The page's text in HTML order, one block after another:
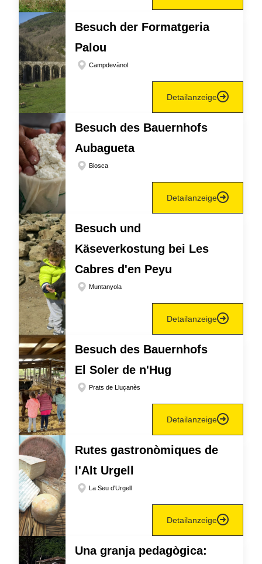
Besuch der Formatgeria
Palou
Campdevànol
Detailanzeige
Besuch des Bauernhofs
Aubagueta
Biosca
Detailanzeige
Besuch und
Käseverkostung bei Les
Cabres d'en Peyu
Muntanyola
Detailanzeige
Besuch des Bauernhofs
El Soler de n'Hug
Prats de Lluçanès
Detailanzeige
Rutes gastronòmiques de
l'Alt Urgell
La Seu d'Urgell
Detailanzeige
Una granja pedagògica: